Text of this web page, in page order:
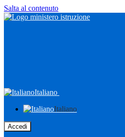
Salta al contenuto
Italiano
Italiano
Accedi